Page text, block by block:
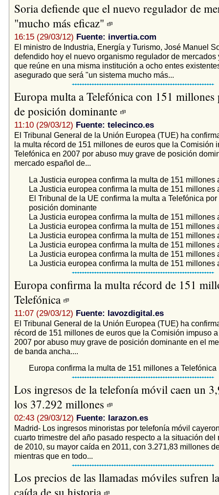
Soria defiende que el nuevo regulador de
"mucho más eficaz"
16:15 (29/03/12) Fuente: invertia.com
El ministro de Industria, Energía y Turismo, José Manuel
defendido hoy el nuevo organismo regulador de mercados
que reúne en una misma institución a ocho entes
asegurado que será "un sistema mucho más...
Europa multa a Telefónica con 151 millones
de posición dominante
11:10 (29/03/12) Fuente: telecinco.es
El Tribunal General de la Unión Europea (TUE) ha
la multa récord de 151 millones de euros que la Comisión
Telefónica en 2007 por abuso muy grave de posición
mercado español de...
La Justicia europea confirma la multa de 151 millones
La Justicia europea confirma la multa de 151 millones
El Tribunal de la UE confirma la multa a Telefónica
posición dominante
La Justicia europea confirma la multa de 151 millones
La Justicia europea confirma la multa de 151 millones
La Justicia europea confirma la multa de 151 millones
La Justicia europea confirma la multa de 151 millones
La Justicia europea confirma la multa de 151 millones
La Justicia europea confirma la multa de 151 millones
Europa confirma la multa récord de 151
Telefónica
11:07 (29/03/12) Fuente: lavozdigital.es
El Tribunal General de la Unión Europea (TUE) ha
récord de 151 millones de euros que la Comisión impuso
2007 por abuso muy grave de posición dominante en el
de banda ancha....
Europa confirma la multa de 151 millones a Telefónica
Los ingresos de la telefonía móvil caen un
los 37.292 millones
02:43 (29/03/12) Fuente: larazon.es
Madrid- Los ingresos minoristas por telefonía móvil
cuarto trimestre del año pasado respecto a la situación del
de 2010, su mayor caída en 2011, con 3.271,83 millones
mientras que en todo...
Los precios de las llamadas móviles sufren
caída de su historia